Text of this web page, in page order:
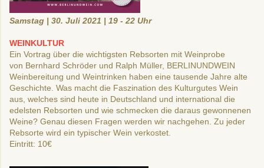
Samstag | 30. Juli 2021 | 19 - 22 Uhr
WEINKULTUR
Ein Vortrag über die wichtigsten Rebsorten mit Weinprobe
von Bernhard Schröder und Ralph Müller, BERLINUNDWEIN
Weinbereitung und Weintrinken haben eine tausende Jahre alte
Geschichte. Was macht die Faszination des Kulturgutes Wein
aus, welches sind heute in Deutschland und international die
edelsten Rebsorten und wie schmecken die daraus gewonnenen
Weine? Genau diesen Fragen werden wir nachgehen. Zu jeder
Rebsorte wird ein typischer Wein verkostet.
Eintritt: 10€